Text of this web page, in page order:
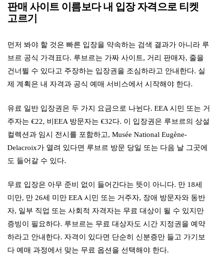
판매 사이트 이름보다 내 입장 자격으로 티켓
고르기
먼저 봐야 할 것은 빠른 입장을 약속하는 검색 결과가 아니라 루
브르 공식 가격표다. 루브르는 가짜 사이트, 거리 판매자, 줄을
건너뛸 수 있다고 주장하는 입장권을 조심하라고 안내한다. 실
제 계획은 내 자격과 공식 예매 서비스에서 시작해야 한다.
유료 일반 입장권은 두 가지 요금으로 나뉜다. EEA 시민 또는 거
주자는 €22, 비EEA 방문자는 €32다. 이 입장권은 루브르의 상설
컬렉션과 임시 전시를 포함하고, Musée National Eugène-
Delacroix가 열려 있다면 루브르 방문 당일 또는 다음 날 그곳에
도 들어갈 수 있다.
무료 입장은 아무 준비 없이 들어간다는 뜻이 아니다. 만 18세
미만, 만 26세 미만 EEA 시민 또는 거주자, 장애 방문자와 동반
자, 일부 직업 또는 사회적 자격자는 무료 대상이 될 수 있지만
증빙이 필요하다. 루브르는 무료 대상자도 시간 지정권을 예약
하라고 안내한다. 자격이 있다면 단순히 신분증만 들고 가기보
다 예매 과정에서 맞는 무료 옵션을 선택해야 한다.